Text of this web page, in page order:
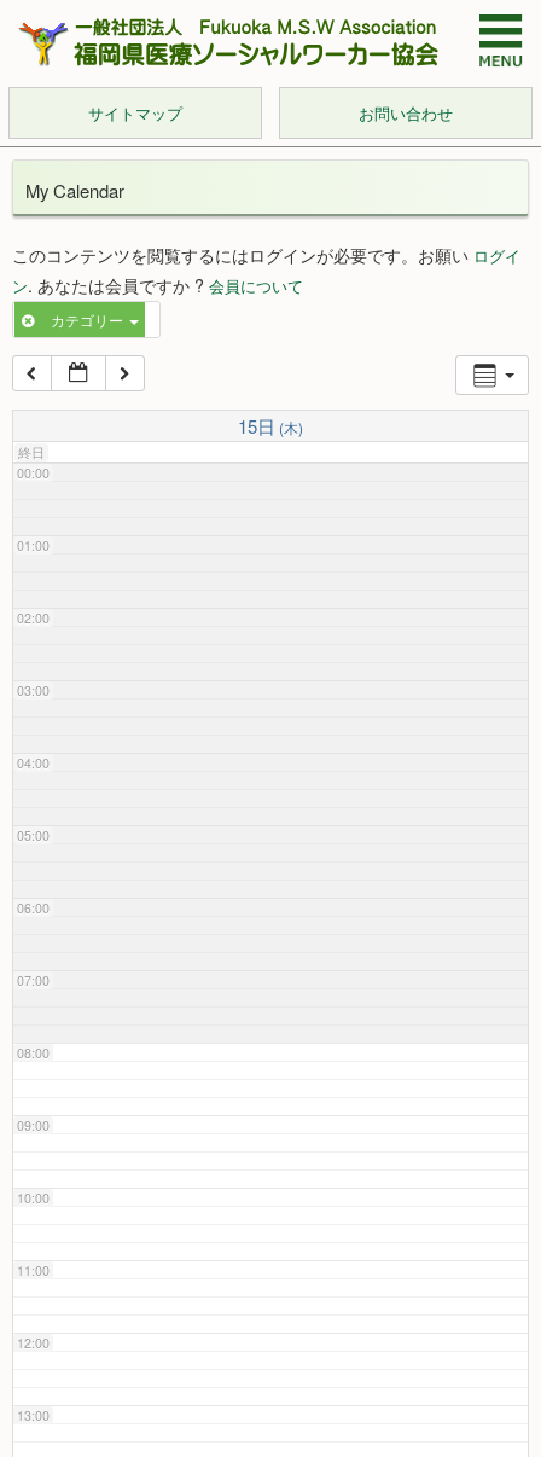
サイトマップ お問い合わせ
My Calendar
このコンテンツを閲覧するにはログインが必要です。お願い ログイ
ン. あなたは会員ですか ? 会員について
カテゴリー
15日 (木)
終日
00:00
01:00
02:00
03:00
04:00
05:00
06:00
07:00
08:00
09:00
10:00
11:00
12:00
13:00